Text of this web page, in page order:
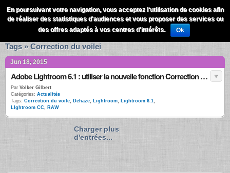
QuestionsPhoto Menu
Tags » Correction du voilei
Jun 18, 2015
Adobe Lightroom 6.1 : utiliser la nouvelle fonction Correction du voile
Par Volker Gilbert
Catégories: Actualités
Tags: Correction du voile, Dehaze, Lightroom, Lightroom 6.1,
LIghtroom CC, RAW
Charger plus
d'entrées...
En poursuivant votre navigation, vous acceptez l'utilisation de cookies afin
de réaliser des statistiques d'audiences et vous proposer des services ou
des offres adaptés à vos centres d'intérêts.
Ok